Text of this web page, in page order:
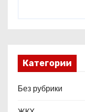
Категории
Без рубрики